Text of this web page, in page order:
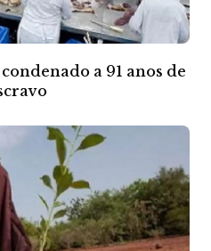
a 91 anos de